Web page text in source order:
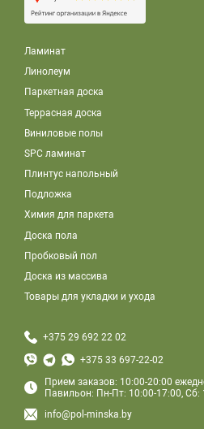
Ламинат
Линолеум
Паркетная доска
Террасная доска
Виниловые полы
SPC ламинат
Плинтус напольный
Подложка
Химия для паркета
Доска пола
Пробковый пол
Доска из массива
Товары для укладки и ухода
+375 29 692 22 02
+375 33 697-22-02
Прием заказов: 10:00-20:00
Павильон: Пн-Пт: 10:00-17:00, Сб:
info@pol-minska.by